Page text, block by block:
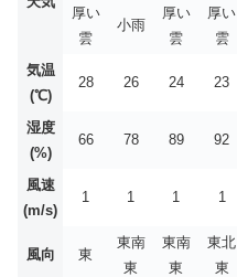
厚い
雲
小雨
厚い
雲
厚い
雲
気温
(℃)
28 26 24 23
湿度
(%)
66 78 89 92
風速
(m/s)
1 1 1 1
風向 東
東南
東
東南
東
東北
東